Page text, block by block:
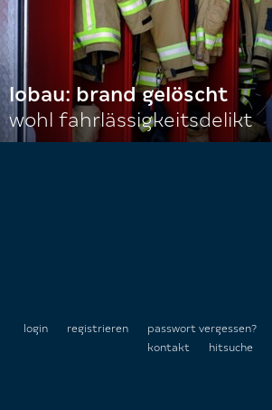
lobau: brand gelöscht
wohl fahrlässigkeitsdelikt
login registrieren passwort vergessen?
kontakt
hitsuche